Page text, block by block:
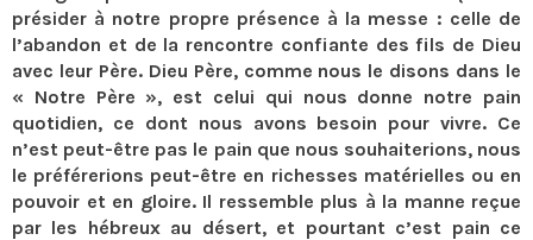
présider à notre propre présence à la messe : celle de
l’abandon et de la rencontre confiante des fils de Dieu
avec leur Père. Dieu Père, comme nous le disons dans le
« Notre Père », est celui qui nous donne notre pain
quotidien, ce dont nous avons besoin pour vivre. Ce
n’est peut-être pas le pain que nous souhaiterions, nous
le préférerions peut-être en richesses matérielles ou en
pouvoir et en gloire. Il ressemble plus à la manne reçue
par les hébreux au désert, et pourtant c’est pain ce